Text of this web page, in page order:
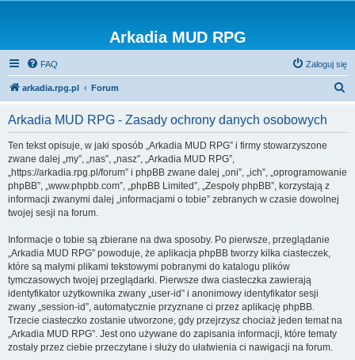
Arkadia MUD RPG
FAQ Zaloguj się
arkadia.rpg.pl Forum
Arkadia MUD RPG - Zasady ochrony danych osobowych
Ten tekst opisuje, w jaki sposób „Arkadia MUD RPG” i firmy stowarzyszone
zwane dalej „my”, „nas”, „nasz”, „Arkadia MUD RPG”,
„https://arkadia.rpg.pl/forum” i phpBB zwane dalej „oni”, „ich”, „oprogramowanie
phpBB”, „www.phpbb.com”, „phpBB Limited”, „Zespoły phpBB”, korzystają z
informacji zwanymi dalej „informacjami o tobie” zebranych w czasie dowolnej
twojej sesji na forum.
Informacje o tobie są zbierane na dwa sposoby. Po pierwsze, przeglądanie
„Arkadia MUD RPG” powoduje, że aplikacja phpBB tworzy kilka ciasteczek,
które są małymi plikami tekstowymi pobranymi do katalogu plików
tymczasowych twojej przeglądarki. Pierwsze dwa ciasteczka zawierają
identyfikator użytkownika zwany „user-id” i anonimowy identyfikator sesji
zwany „session-id”, automatycznie przyznane ci przez aplikację phpBB.
Trzecie ciasteczko zostanie utworzone, gdy przejrzysz chociaż jeden temat na
„Arkadia MUD RPG”. Jest ono używane do zapisania informacji, które tematy
zostały przez ciebie przeczytane i służy do ułatwienia ci nawigacji na forum.